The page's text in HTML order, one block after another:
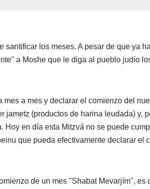
los meses. A pesar de que ya
a Moshe que le diga al pueblo judío
a mes y declarar el comienzo del
(productos de harina leudada) y,
en día esta Mitzvá no se puede
que pueda efectivamente declarar el
de un mes "Shabat Mevarjím",